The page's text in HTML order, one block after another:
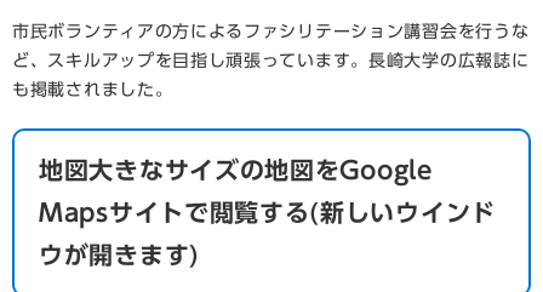
市民ボランティアの方によるファシリテーション講習会を行うな
ど、スキルアップを目指し頑張っています。長崎大学の広報誌に
も掲載されました。
地図大きなサイズの地図をGoogle
Mapsサイトで閲覧する(新しいウインド
ウが開きます)